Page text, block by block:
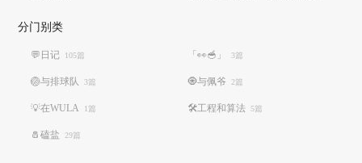
分门别类
💬日记 105篇 「👀🥣」 3篇
🏐️与排球队 3篇 🧿与佩爷 2篇
💡在WULA 1篇 🛠️工程和算法 5篇
🧂磕盐 29篇